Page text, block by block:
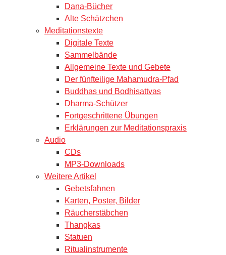
Dana-Bücher
Alte Schätzchen
Meditationstexte
Digitale Texte
Sammelbände
Allgemeine Texte und Gebete
Der fünfteilige Mahamudra-Pfad
Buddhas und Bodhisattvas
Dharma-Schützer
Fortgeschrittene Übungen
Erklärungen zur Meditationspraxis
Audio
CDs
MP3-Downloads
Weitere Artikel
Gebetsfahnen
Karten, Poster, Bilder
Räucherstäbchen
Thangkas
Statuen
Ritualinstrumente